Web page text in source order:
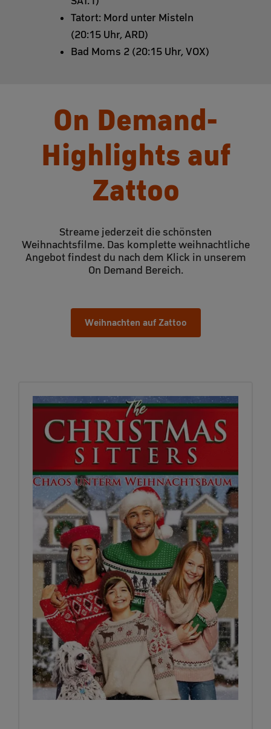
Tatort: Mord unter Misteln
(20:15 Uhr, ARD)
Bad Moms 2 (20:15 Uhr, VOX)
On Demand-
Highlights auf
Zattoo
Streame jederzeit die schönsten
Weihnachtsfilme. Das komplette weihnachtliche
Angebot findest du nach dem Klick in unserem
On Demand Bereich.
Weihnachten auf Zattoo